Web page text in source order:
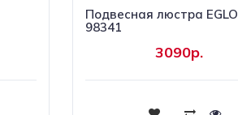
Подвесная люстра EGLO
98341
3090р.
Купить